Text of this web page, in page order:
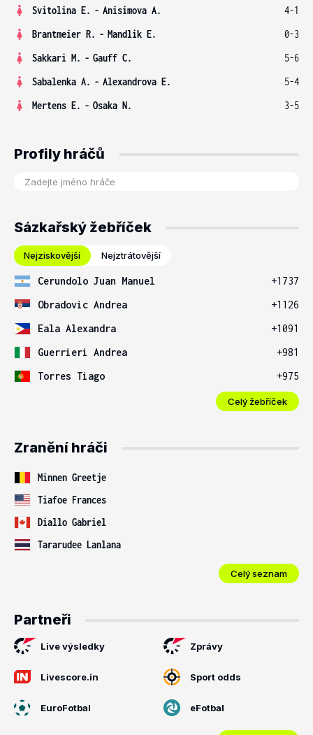
Svitolina E. - Anisimova A.
4-1
Brantmeier R. - Mandlik E.
0-3
Sakkari M. - Gauff C.
5-6
Sabalenka A. - Alexandrova E.
5-4
Mertens E. - Osaka N. 3-5
Profily hráčů
Sázkařský žebříček
Nejziskovější Nejztrátovější
Cerundolo Juan Manuel
+1737
Obradovic Andrea
+1126
Eala Alexandra
+1091
Guerrieri Andrea
+981
Torres Tiago
+975
Celý žebříček
Zranění hráči
Minnen Greetje
Tiafoe Frances
Diallo Gabriel
Tararudee Lanlana
Celý seznam
Partneři
Live výsledky Zprávy
Livescore.in Sport odds
EuroFotbal eFotbal